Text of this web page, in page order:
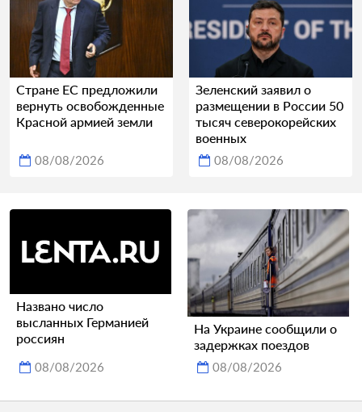
Стране ЕС предложили
вернуть освобожденные
Красной армией земли
08/08/2026
Зеленский заявил о
размещении в России 50
тысяч северокорейских
военных
08/08/2026
Названо число
высланных Германией
россиян
08/08/2026
На Украине сообщили о
задержках поездов
08/08/2026